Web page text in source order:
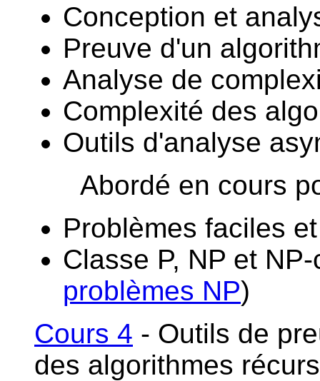
Conception et
Preuve d'un
Analyse de
Complexité des
Outils d'analyse
Abordé en cours
Problèmes faciles
Classe P, NP et
problèmes NP)
Cours 4 - Outils de
des algorithmes